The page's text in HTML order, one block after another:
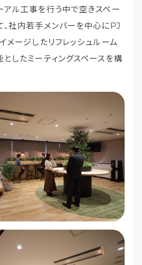
アル工事を行う中で空きスペー
、社内若手メンバーを中心にPJ
メージしたリフレッシュルーム
としたミーティングスペースを構